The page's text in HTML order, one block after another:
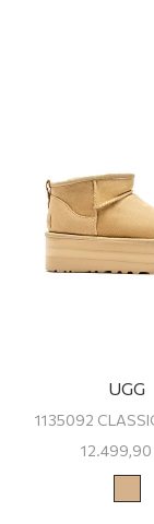
UGG
12.499,90